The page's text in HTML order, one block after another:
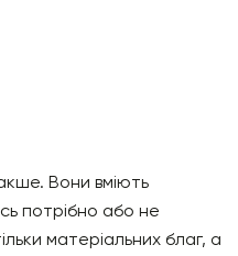
Вони вміють
потрібно або не
матеріальних благ, а